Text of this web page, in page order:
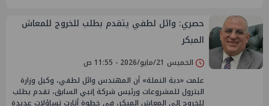
حصري: وائل لطفي يتقدم بطلب للخروج للمعاش
المبكر
الخميس 21/مايو/2026 - 11:55 ص
علمت «دبة النملة» أن المهندس وائل لطفي، وكيل وزارة
البترول للمشروعات ورئيس شركة إنبي السابق، تقدم بطلب
للخروج إلى المعاش المبكر، في خطوة أثارت تساؤلات عديدة